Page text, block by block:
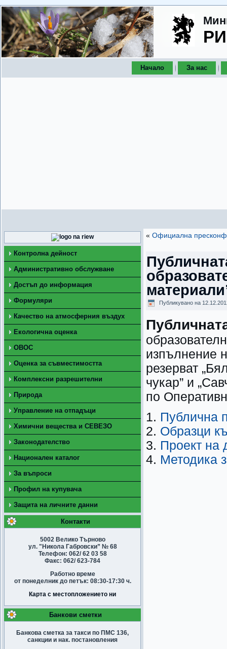
Начало За нас
Контролна дейност
Административно обслужване
Достъп до информация
Формуляри
Качество на атмосферния въздух
Екологична оценка
ОВОС
Оценка за съвместимостта
Комплексни разрешителни
Природа
Управление на отпадъци
Химични вещества и СЕВЕЗО
Законодателство
Национален каталог
За въпроси
Профил на купувача
Защита на личните данни
Контакти
5002 Велико Търново
ул. "Никола Габровски” № 68
Телефон: 062/ 62 03 58
Факс: 062/ 623-784
Работно време
от понеделник до петък: 08:30-17:30 ч.
Карта с местопложението ни
Банкови сметки
Банкова сметка за такси по ПМС 136,
санкции и нак. постановления
« Официална
Публикувано на
изпълнение
резерват
чукар” и
по
1. Публична
2. Образци
3. Проект на
4. Методика